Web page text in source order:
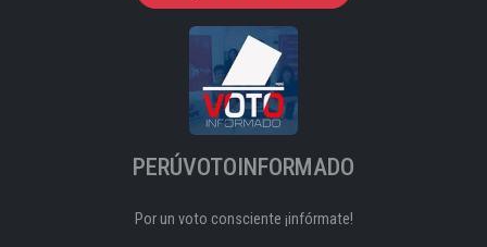
PERÚVOTOINFORMADO
Por un voto consciente ¡infórmate!